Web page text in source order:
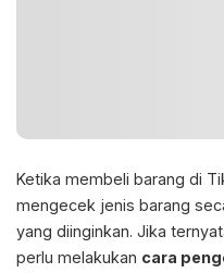
Ketika membeli barang di
mengecek jenis barang
yang diinginkan. Jika
perlu melakukan cara